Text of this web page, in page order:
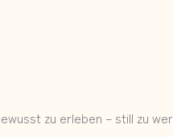
zu erleben – still zu